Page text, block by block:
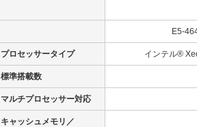
E5-
プロセッサータイプ インテル®
標準搭載数
マルチプロセッサー対応
キャッシュメモリ／